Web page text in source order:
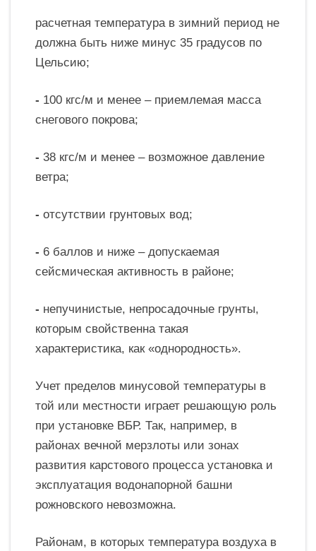
расчетная температура в зимний период не
должна быть ниже минус 35 градусов по
Цельсию;
- 100 кгс/м и менее – приемлемая масса
снегового покрова;
- 38 кгс/м и менее – возможное давление
ветра;
- отсутствии грунтовых вод;
- 6 баллов и ниже – допускаемая
сейсмическая активность в районе;
- непучинистые, непросадочные грунты,
которым свойственна такая
характеристика, как «однородность».
Учет пределов минусовой температуры в
той или местности играет решающую роль
при установке ВБР. Так, например, в
районах вечной мерзлоты или зонах
развития карстового процесса установка и
эксплуатация водонапорной башни
рожновского невозможна.
Районам, в которых температура воздуха в